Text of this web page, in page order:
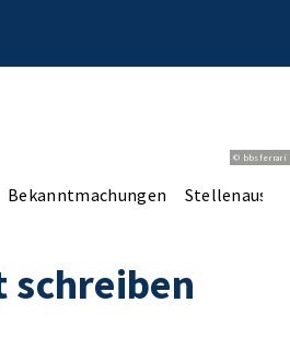
© bbsferrari
Bekanntmachungen
schreiben